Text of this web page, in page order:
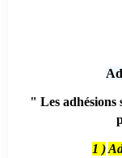
" Les adhésions
1 )